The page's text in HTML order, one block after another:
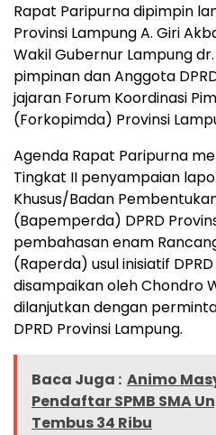
Rapat Paripurna dipimpin
Provinsi Lampung A. Giri
Wakil Gubernur Lampung
pimpinan dan Anggota
jajaran Forum Koordinasi
(Forkopimda) Provinsi
Agenda Rapat Paripurna
Tingkat II penyampaian
Khusus/Badan
(Bapemperda) DPRD
pembahasan enam
(Raperda) usul inisiatif
disampaikan oleh Chondro
dilanjutkan dengan
DPRD Provinsi Lampung.
Baca Juga : Animo
Pendaftar SPMB SMA
Tembus 34 Ribu